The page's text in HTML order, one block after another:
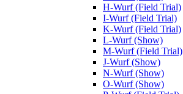
H-Wurf (Field Trial)
I-Wurf (Field Trial)
K-Wurf (Field Trial)
L-Wurf (Show)
M-Wurf (Field Trial)
J-Wurf (Show)
N-Wurf (Show)
O-Wurf (Show)